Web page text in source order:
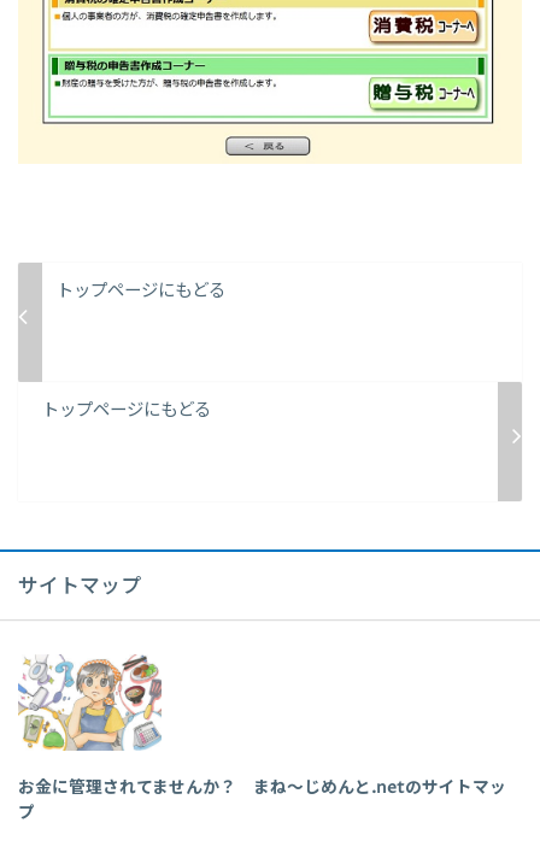
トップページにもどる
トップページにもどる
サイトマップ
お金に管理されてませんか？ まね～じめんと.netのサイトマッ
プ